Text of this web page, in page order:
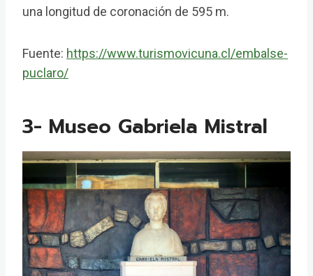
una longitud de coronación de 595 m.
Fuente: https://www.turismovicuna.cl/embalse-
puclaro/
3- Museo Gabriela Mistral